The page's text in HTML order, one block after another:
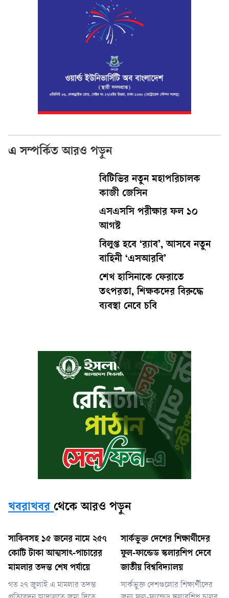
এ সম্পর্কিত আরও পড়ুন
বিটিভির নতুন মহাপরিচালক
কাজী জেসিন
এসএসসি পরীক্ষার ফল ১০
আগস্ট
বিলুপ্ত হবে ‘র‍্যাব’, আসবে নতুন
বাহিনী ‘এসআরবি’
শেখ হাসিনাকে ফেরাতে
তৎপরতা, শিক্ষকদের বিরুদ্ধে
ব্যবস্থা নেবে চবি
খবরাখবর থেকে আরও পড়ুন
সাকিবসহ ১৫ জনের নামে ২৫৭
কোটি টাকা আত্মসাৎ-পাচারের
মামলার তদন্ত শেষ পর্যায়ে
গত ২৭ জুলাই এ মামলার তদন্ত
সার্কভুক্ত দেশের শিক্ষার্থীদের
ফুল-ফান্ডেড স্কলারশিপ দেবে
জাতীয় বিশ্ববিদ্যালয়
সার্কভুক্ত দেশগুলোর শিক্ষার্থীদের